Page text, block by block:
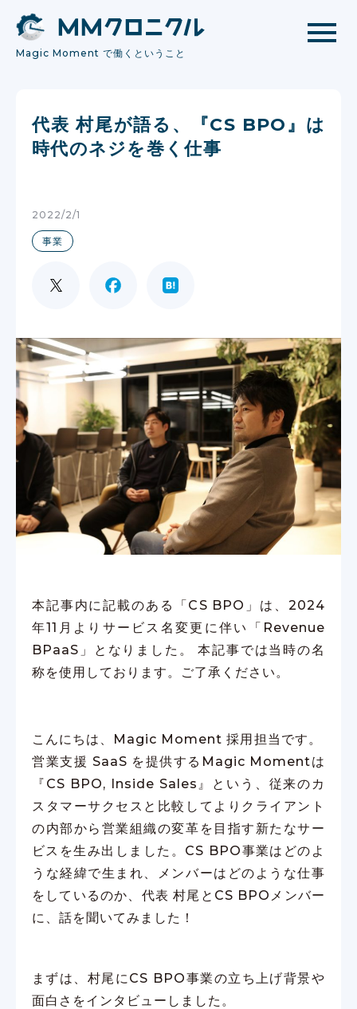
Magic Moment で働くということ
代表 村尾が語る、『CS BPO』は
時代のネジを巻く仕事
2022/2/1
事業
本記事内に記載のある「CS BPO」は、2024
年11月よりサービス名変更に伴い「Revenue
BPaaS」となりました。 本記事では当時の名
称を使用しております。ご了承ください。
こんにちは、Magic Moment 採用担当です。
営業支援 SaaS を提供するMagic Momentは
『CS BPO, Inside Sales』という、従来のカ
スタマーサクセスと比較してよりクライアント
の内部から営業組織の変革を目指す新たなサー
ビスを生み出しました。CS BPO事業はどのよ
うな経緯で生まれ、メンバーはどのような仕事
をしているのか、代表 村尾とCS BPOメンバー
に、話を聞いてみました！
まずは、村尾にCS BPO事業の立ち上げ背景や
面白さをインタビューしました。